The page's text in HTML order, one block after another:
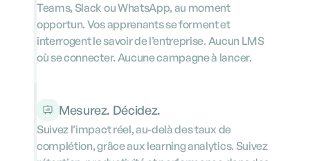
Teams, Slack ou WhatsApp, au moment
opportun. Vos apprenants se forment et
interrogent le savoir de l’entreprise. Aucun LMS
où se connecter. Aucune campagne à lancer.
Mesurez. Décidez.
Suivez l’impact réel, au-delà des taux de
complétion, grâce aux learning analytics. Suivez